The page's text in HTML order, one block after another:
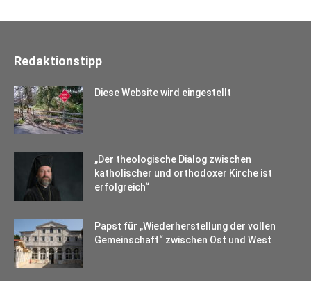
Redaktionstipp
Diese Website wird eingestellt
„Der theologische Dialog zwischen
katholischer und orthodoxer Kirche ist
erfolgreich“
Papst für „Wiederherstellung der vollen
Gemeinschaft“ zwischen Ost und West